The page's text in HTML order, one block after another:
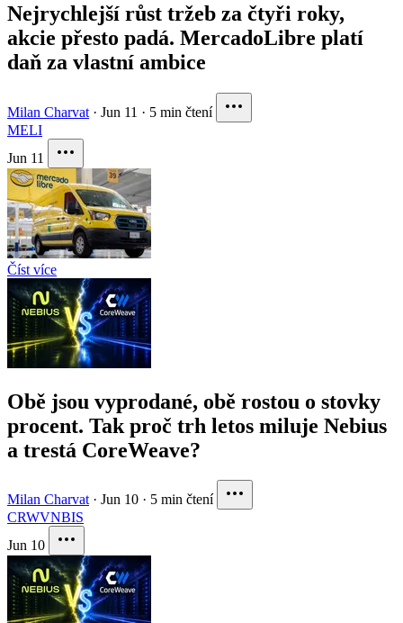
Nejrychlejší růst tržeb za čtyři roky,
akcie přesto padá. MercadoLibre platí
daň za vlastní ambice
Milan Charvat · Jun 11 · 5 min čtení
MELI
Jun 11
Číst více
Obě jsou vyprodané, obě rostou o stovky
procent. Tak proč trh letos miluje Nebius
a trestá CoreWeave?
Milan Charvat · Jun 10 · 5 min čtení
CRWVNBIS
Jun 10